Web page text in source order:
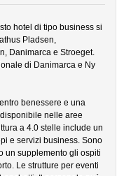
hotel di tipo business si
Pladsen,
Danimarca e Stroeget.
di Danimarca e Ny
benessere e una
nelle aree
a 4.0 stelle include un
e servizi business. Sono
un supplemento gli ospiti
Le strutture per eventi